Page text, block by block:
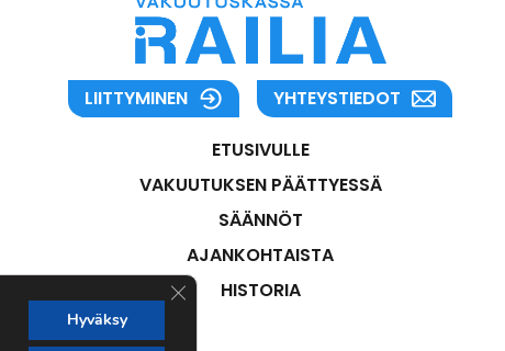
LIITTYMINEN YHTEYSTIEDOT
ETUSIVULLE
VAKUUTUKSEN PÄÄTTYESSÄ
SÄÄNNÖT
AJANKOHTAISTA
HISTORIA
Hyväksy
Sulje evästebanneri